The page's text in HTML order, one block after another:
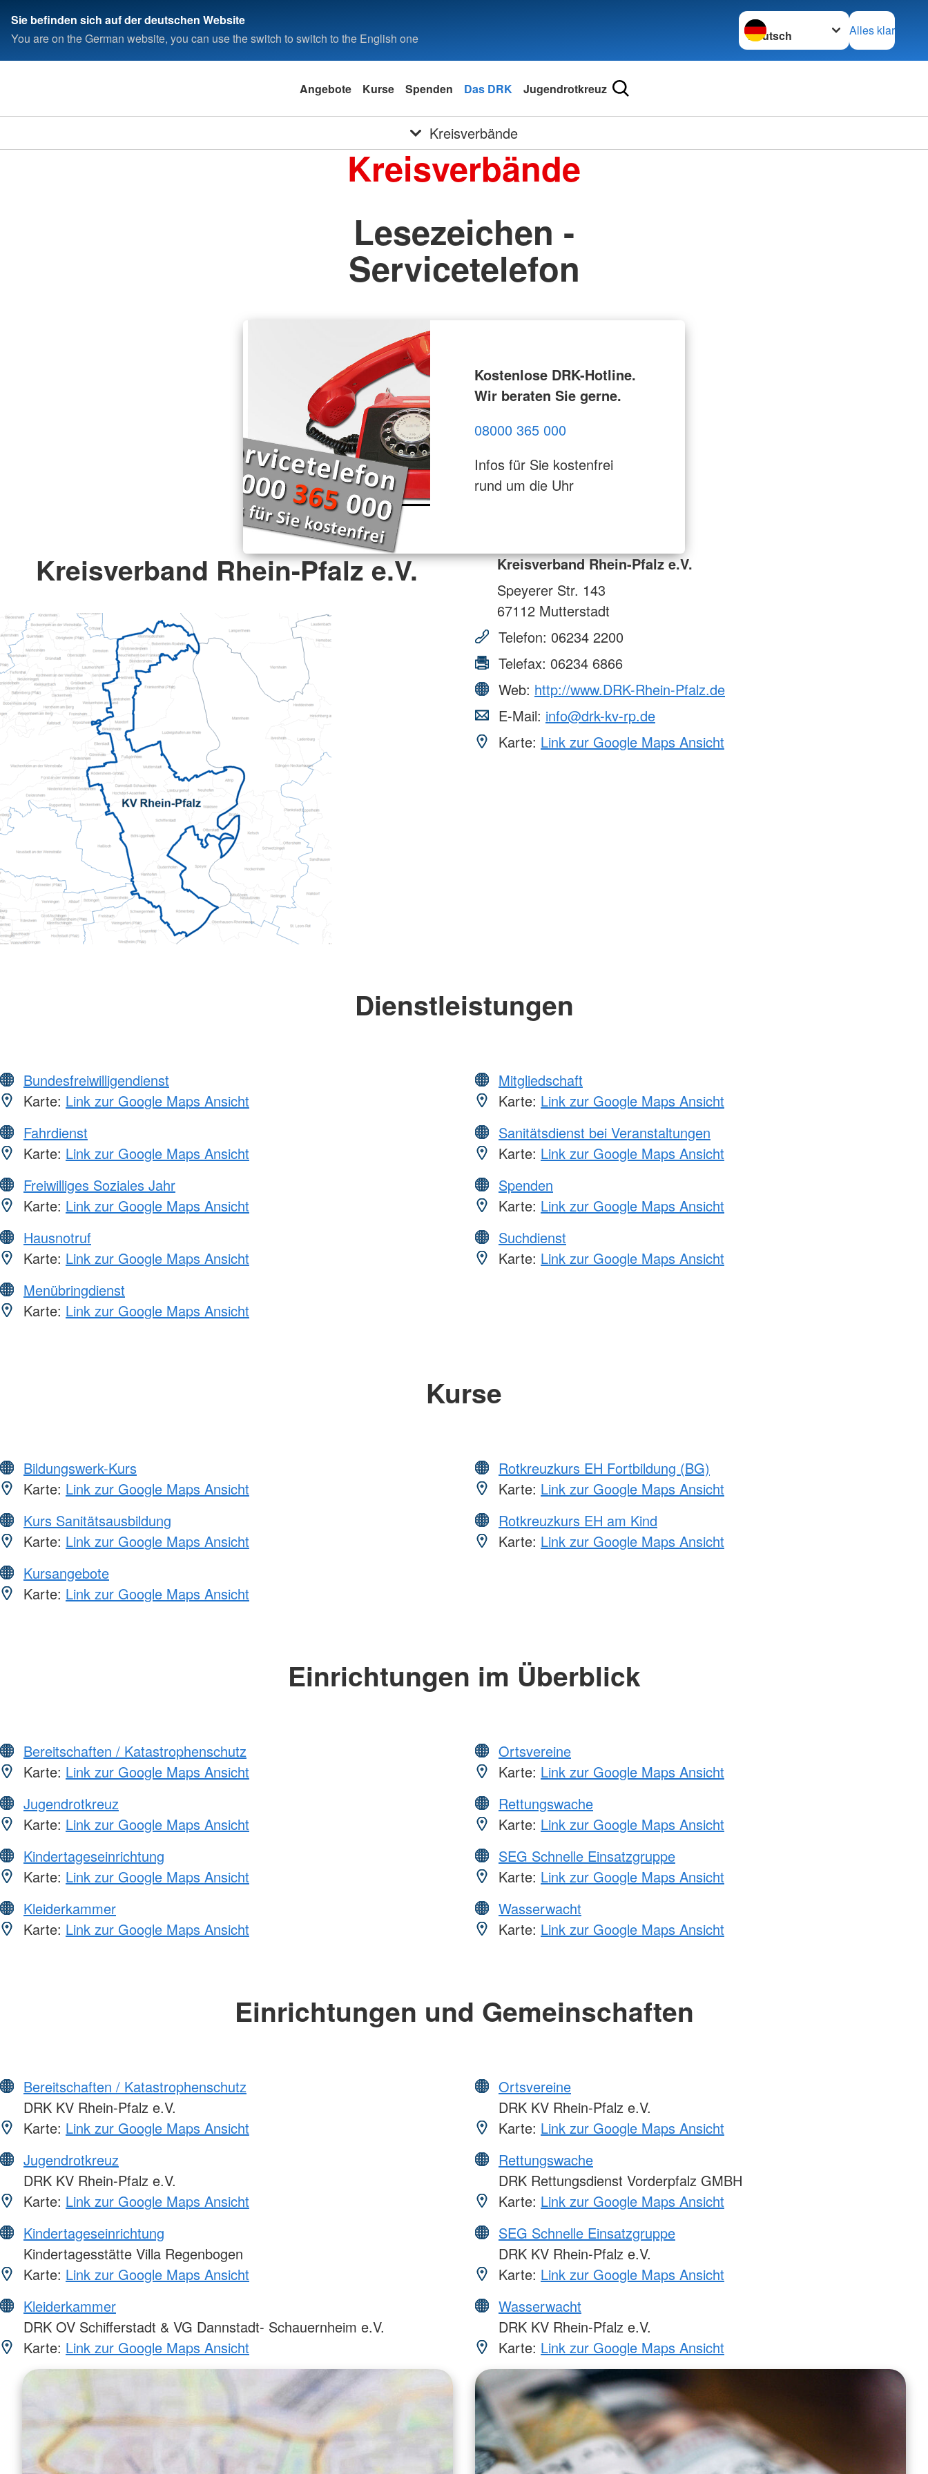
Sie befinden sich auf der deutschen Website
You are on the German website, you can use the switch to switch to the English one
Sprache wechseln zu
Alles klar
Angebote Kurse Spenden Das DRK Jugendrotkreuz
Kreisverbände
Kreisverbände
Lesezeichen -
Servicetelefon
Kostenlose DRK-Hotline.
Wir beraten Sie gerne.
08000 365 000
Infos für Sie kostenfrei
rund um die Uhr
Kreisverband Rhein-Pfalz e.V.
Kreisverband Rhein-Pfalz e.V.
Speyerer Str. 143
67112 Mutterstadt
Telefon: 06234 2200
Telefax: 06234 6866
Web: http://www.DRK-Rhein-Pfalz.de
E-Mail: info@drk-kv-rp.de
Karte: Link zur Google Maps Ansicht
Dienstleistungen
Bundesfreiwilligendienst
Karte: Link zur Google Maps Ansicht
Fahrdienst
Karte: Link zur Google Maps Ansicht
Freiwilliges Soziales Jahr
Karte: Link zur Google Maps Ansicht
Hausnotruf
Karte: Link zur Google Maps Ansicht
Menübringdienst
Karte: Link zur Google Maps Ansicht
Mitgliedschaft
Karte: Link zur Google Maps Ansicht
Sanitätsdienst bei Veranstaltungen
Karte: Link zur Google Maps Ansicht
Spenden
Karte: Link zur Google Maps Ansicht
Suchdienst
Karte: Link zur Google Maps Ansicht
Kurse
Bildungswerk-Kurs
Karte: Link zur Google Maps Ansicht
Kurs Sanitätsausbildung
Karte: Link zur Google Maps Ansicht
Kursangebote
Karte: Link zur Google Maps Ansicht
Rotkreuzkurs EH Fortbildung (BG)
Karte: Link zur Google Maps Ansicht
Rotkreuzkurs EH am Kind
Karte: Link zur Google Maps Ansicht
Einrichtungen im Überblick
Bereitschaften / Katastrophenschutz
Karte: Link zur Google Maps Ansicht
Jugendrotkreuz
Karte: Link zur Google Maps Ansicht
Kindertageseinrichtung
Karte: Link zur Google Maps Ansicht
Kleiderkammer
Karte: Link zur Google Maps Ansicht
Ortsvereine
Karte: Link zur Google Maps Ansicht
Rettungswache
Karte: Link zur Google Maps Ansicht
SEG Schnelle Einsatzgruppe
Karte: Link zur Google Maps Ansicht
Wasserwacht
Karte: Link zur Google Maps Ansicht
Einrichtungen und Gemeinschaften
Bereitschaften / Katastrophenschutz
DRK KV Rhein-Pfalz e.V.
Karte: Link zur Google Maps Ansicht
Jugendrotkreuz
DRK KV Rhein-Pfalz e.V.
Karte: Link zur Google Maps Ansicht
Kindertageseinrichtung
Kindertagesstätte Villa Regenbogen
Karte: Link zur Google Maps Ansicht
Kleiderkammer
DRK OV Schifferstadt & VG Dannstadt- Schauernheim e.V.
Karte: Link zur Google Maps Ansicht
Ortsvereine
DRK KV Rhein-Pfalz e.V.
Karte: Link zur Google Maps Ansicht
Rettungswache
DRK Rettungsdienst Vorderpfalz GMBH
Karte: Link zur Google Maps Ansicht
SEG Schnelle Einsatzgruppe
DRK KV Rhein-Pfalz e.V.
Karte: Link zur Google Maps Ansicht
Wasserwacht
DRK KV Rhein-Pfalz e.V.
Karte: Link zur Google Maps Ansicht